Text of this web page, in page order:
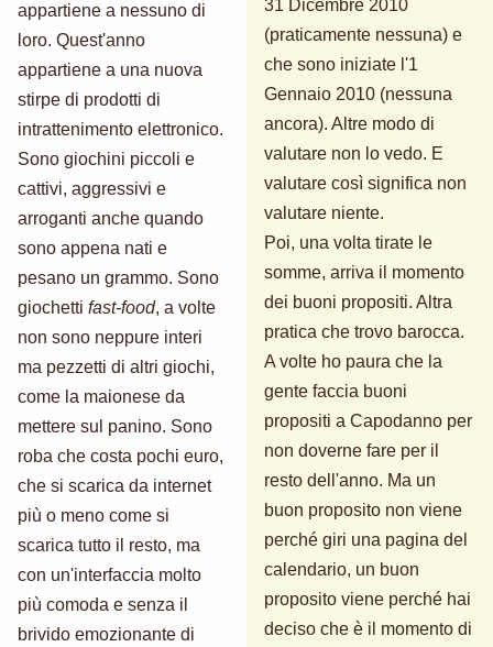
appartiene a nessuno di
loro. Quest'anno
appartiene a una nuova
stirpe di prodotti di
intrattenimento elettronico.
Sono giochini piccoli e
cattivi, aggressivi e
arroganti anche quando
sono appena nati e
pesano un grammo. Sono
giochetti fast-food, a volte
non sono neppure interi
ma pezzetti di altri giochi,
come la maionese da
mettere sul panino. Sono
roba che costa pochi euro,
che si scarica da internet
più o meno come si
scarica tutto il resto, ma
con un'interfaccia molto
più comoda e senza il
brivido emozionante di
31 Dicembre 2010
(praticamente nessuna) e
che sono iniziate l'1
Gennaio 2010 (nessuna
ancora). Altre modo di
valutare non lo vedo. E
valutare così significa non
valutare niente.
Poi, una volta tirate le
somme, arriva il momento
dei buoni propositi. Altra
pratica che trovo barocca.
A volte ho paura che la
gente faccia buoni
propositi a Capodanno per
non doverne fare per il
resto dell'anno. Ma un
buon proposito non viene
perché giri una pagina del
calendario, un buon
proposito viene perché hai
deciso che è il momento di